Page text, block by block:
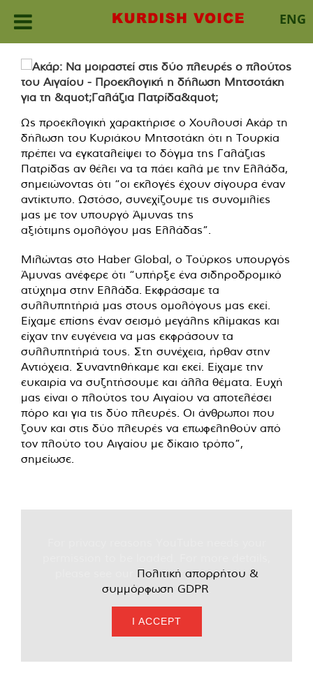
ENG
content
Ως προεκλογική χαρακτήρισε ο Χουλουσί Ακάρ τη
δήλωση του Κυριάκου Μητσοτάκη ότι η Τουρκία
πρέπει να εγκαταλείψει το δόγμα της Γαλάζιας
Πατρίδας αν θέλει να τα πάει καλά με την Ελλάδα,
σημειώνοντας ότι “οι εκλογές έχουν σίγουρα έναν
αντίκτυπο. Ωστόσο, συνεχίζουμε τις συνομιλίες
μας με τον υπουργό Άμυνας της
αξιότιμης ομολόγου μας Ελλάδας”.
Μιλώντας στο Haber Global, ο Τούρκος υπουργός
Άμυνας ανέφερε ότι “υπήρξε ένα σιδηροδρομικό
ατύχημα στην Ελλάδα. Εκφράσαμε τα
συλλυπητήριά μας στους ομολόγους μας εκεί.
Είχαμε επίσης έναν σεισμό μεγάλης κλίμακας και
είχαν την ευγένεια να μας εκφράσουν τα
συλλυπητήριά τους. Στη συνέχεια, ήρθαν στην
Αντιόχεια. Συναντηθήκαμε και εκεί. Είχαμε την
ευκαιρία να συζητήσουμε και άλλα θέματα. Ευχή
μας είναι ο πλούτος του Αιγαίου να αποτελέσει
πόρο και για τις δύο πλευρές. Οι άνθρωποι που
ζουν και στις δύο πλευρές να επωφεληθούν από
τον πλούτο του Αιγαίου με δίκαιο τρόπο”,
σημείωσε.
Πολιτική απορρήτου &
συμμόρφωση GDPR
I ACCEPT